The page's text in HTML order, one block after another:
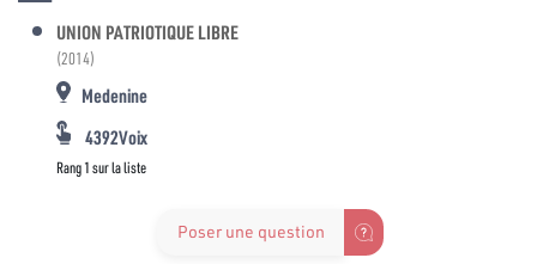
UNION PATRIOTIQUE LIBRE
(2014)
Medenine
4392Voix
Rang 1 sur la liste
Poser une question